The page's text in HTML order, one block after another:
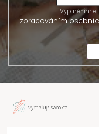
Vyplněním
zpracováním